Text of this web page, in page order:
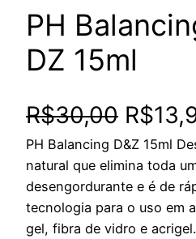
PH
DZ 15ml
R$30,00 O
p
r
e
R$
PH Balancing D&Z 15ml
natural que elimina toda
desengordurante e é de
tecnologia para o uso em
gel, fibra de vidro e